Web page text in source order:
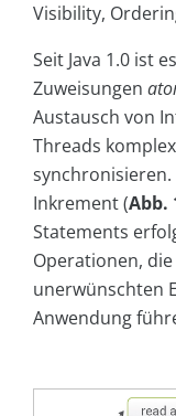
Visibility,
Seit Java 1.0 ist
Zuweisungen
Austausch von
Threads
Inkrement (Abb.
Statements
Operationen,
unerwünschten
Anwendung